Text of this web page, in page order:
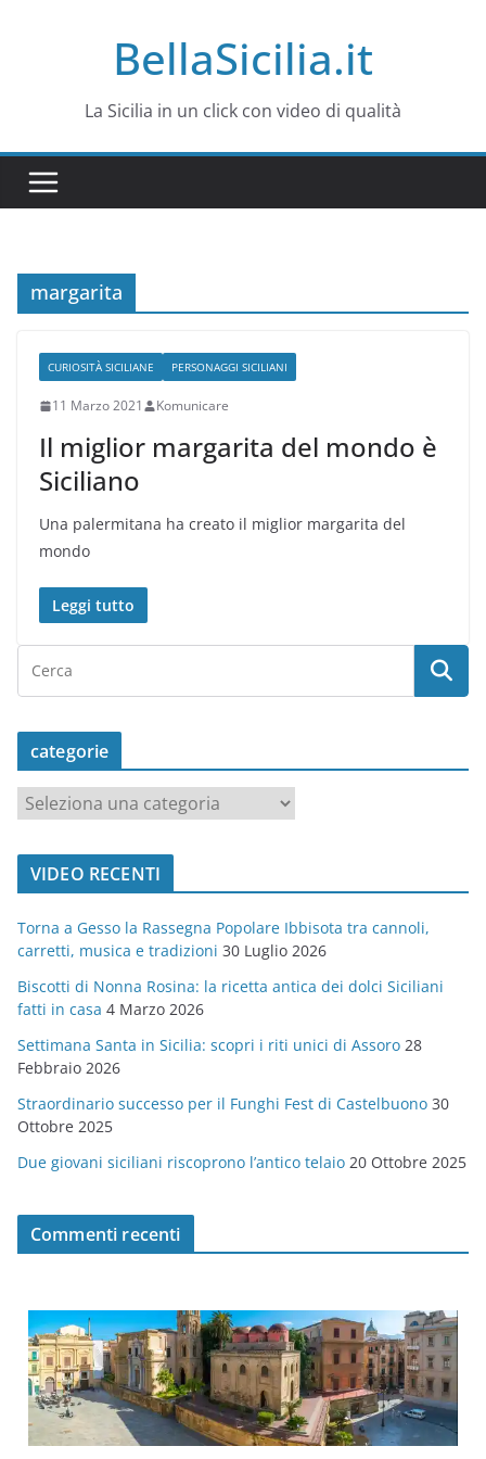
BellaSicilia.it
La Sicilia in un click con video di qualità
margarita
CURIOSITÀ SICILIANE PERSONAGGI SICILIANI
11 Marzo 2021 Komunicare
Il miglior margarita del mondo è
Siciliano
Una palermitana ha creato il miglior margarita del
mondo
Leggi tutto
categorie
a
t
o
r
i
e
VIDEO RECENTI
Torna a Gesso la Rassegna Popolare Ibbisota tra cannoli,
carretti, musica e tradizioni 30 Luglio 2026
Biscotti di Nonna Rosina: la ricetta antica dei dolci Siciliani
fatti in casa 4 Marzo 2026
Settimana Santa in Sicilia: scopri i riti unici di Assoro 28
Febbraio 2026
Straordinario successo per il Funghi Fest di Castelbuono 30
Ottobre 2025
Due giovani siciliani riscoprono l’antico telaio 20 Ottobre 2025
Commenti recenti